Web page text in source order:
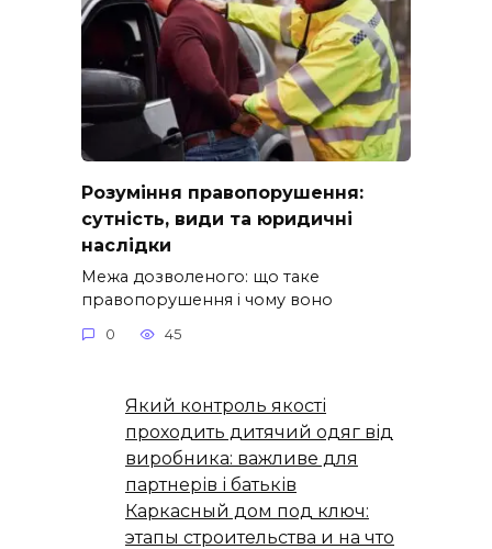
Розуміння правопорушення:
сутність, види та юридичні
наслідки
Межа дозволеного: що таке
правопорушення і чому воно
0 45
Який контроль якості
проходить дитячий одяг від
виробника: важливе для
партнерів і батьків
Каркасный дом под ключ:
этапы строительства и на что